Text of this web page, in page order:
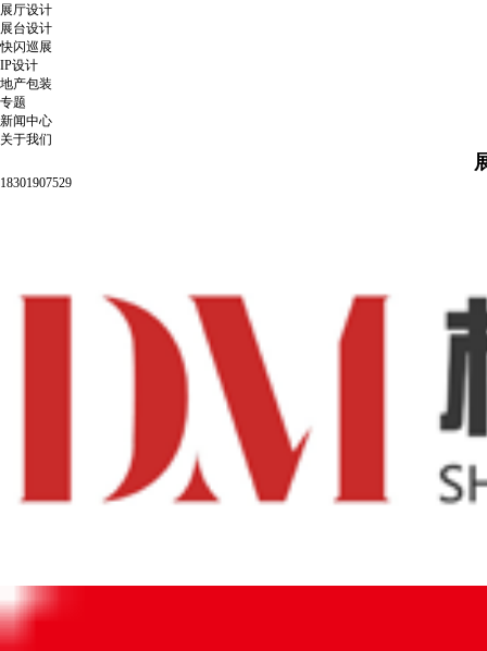
展厅设计
展台设计
快闪巡展
IP设计
地产包装
专题
新闻中心
关于我们
18301907529